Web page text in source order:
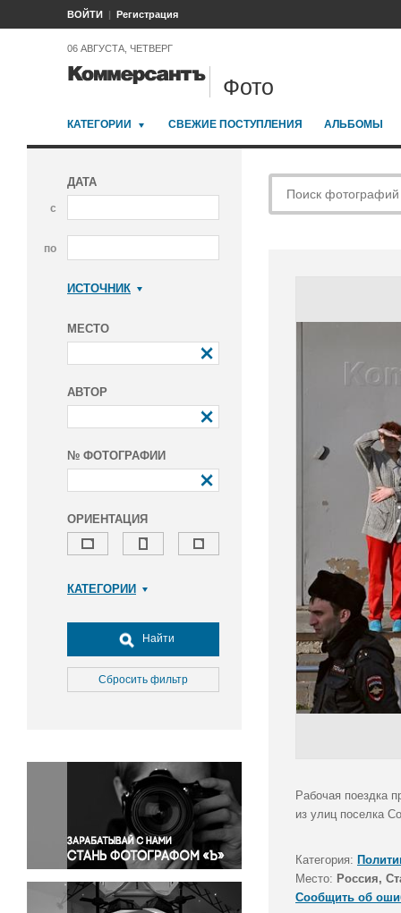
ВОЙТИ Регистрация
06 АВГУСТА, ЧЕТВЕРГ
Фото
КАТЕГОРИИ СВЕЖИЕ ПОСТУПЛЕНИЯ АЛЬБОМЫ
ДАТА
с
по
ИСТОЧНИК
МЕСТО
АВТОР
№ ФОТОГРАФИИ
ОРИЕНТАЦИЯ
КАТЕГОРИИ
Досуг, туризм и отдых
Культура
Медицина
Окружающая среда
Политика
Правосудие
Происшествия и конфликты
Религия
Светская жизнь
Спорт
Найти
Сбросить фильтр
Рабочая поездка
из улиц поселка
Категория:
Место: Россия,
Сообщить об